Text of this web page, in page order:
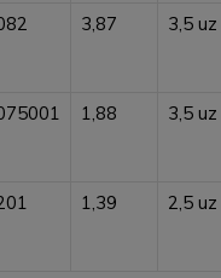
3,87 3,5
1,88 3,5
1,39 2,5